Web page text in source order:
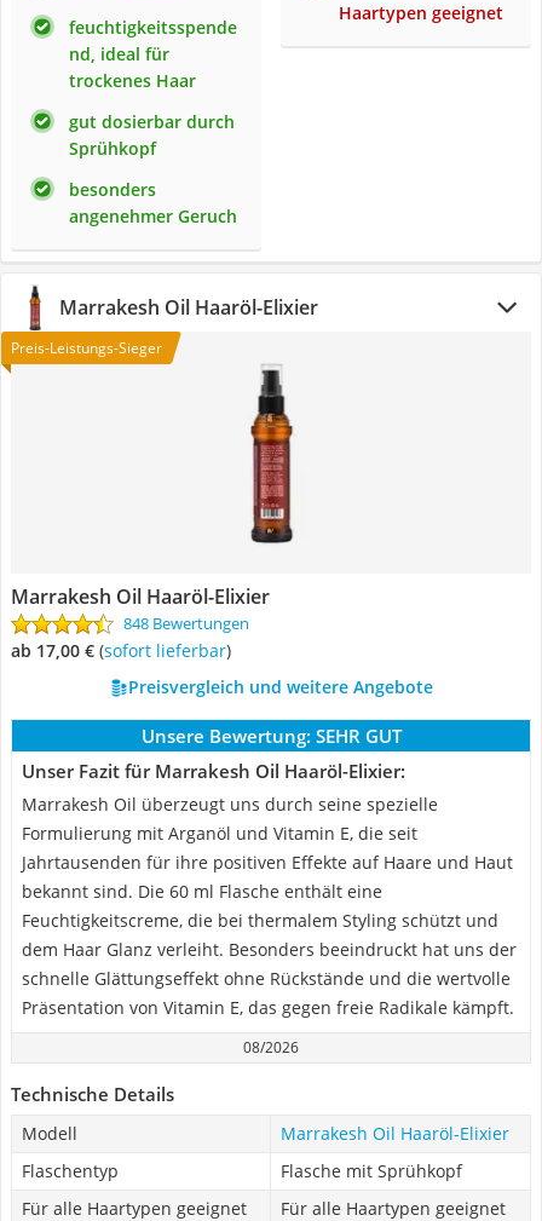
feuchtigkeitsspende
nd, ideal für
trockenes Haar
gut dosierbar durch
Sprühkopf
besonders
angenehmer Geruch
Haartypen geeignet
Marrakesh Oil Haaröl-Elixier
Preis-Leistungs-Sieger
Marrakesh Oil Haaröl-Elixier
848 Bewertungen
ab 17,00 € ( Sofort lieferbar)
Preisvergleich und weitere Angebote
Unsere Bewertung: SEHR GUT
Unser Fazit für Marrakesh Oil Haaröl-Elixier:
Marrakesh Oil überzeugt uns durch seine spezielle
Formulierung mit Arganöl und Vitamin E, die seit
Jahrtausenden für ihre positiven Effekte auf Haare und Haut
bekannt sind. Die 60 ml Flasche enthält eine
Feuchtigkeitscreme, die bei thermalem Styling schützt und
dem Haar Glanz verleiht. Besonders beeindruckt hat uns der
schnelle Glättungseffekt ohne Rückstände und die wertvolle
Präsentation von Vitamin E, das gegen freie Radikale kämpft.
08/2026
Technische Details
Modell
Marrakesh Oil Haaröl-Elixier
Flaschentyp
Flasche mit Sprühkopf
Für alle Haartypen geeignet
Für alle Haartypen geeignet